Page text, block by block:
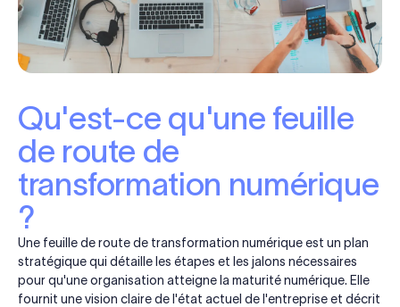
Qu'est-ce qu'une feuille
de route de
transformation numérique
?
Une feuille de route de transformation numérique est un plan
stratégique qui détaille les étapes et les jalons nécessaires
pour qu'une organisation atteigne la maturité numérique. Elle
fournit une vision claire de l'état actuel de l'entreprise et décrit